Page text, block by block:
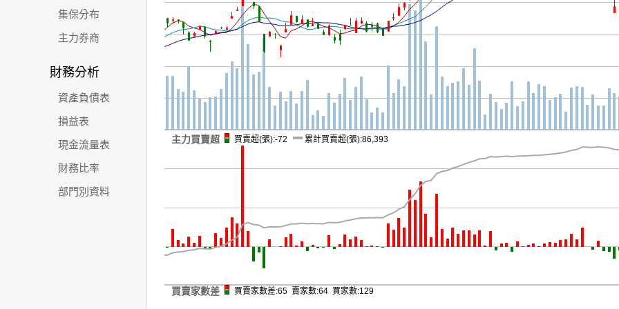
集保分布
主力券商
財務分析
資產負債表
損益表
現金流量表
財務比率
部門別資料
主力買賣超 買賣超(張):-72 累計買賣超(張):86,393
買賣家數差 買賣家數差:65 賣家數:64 買家數:129